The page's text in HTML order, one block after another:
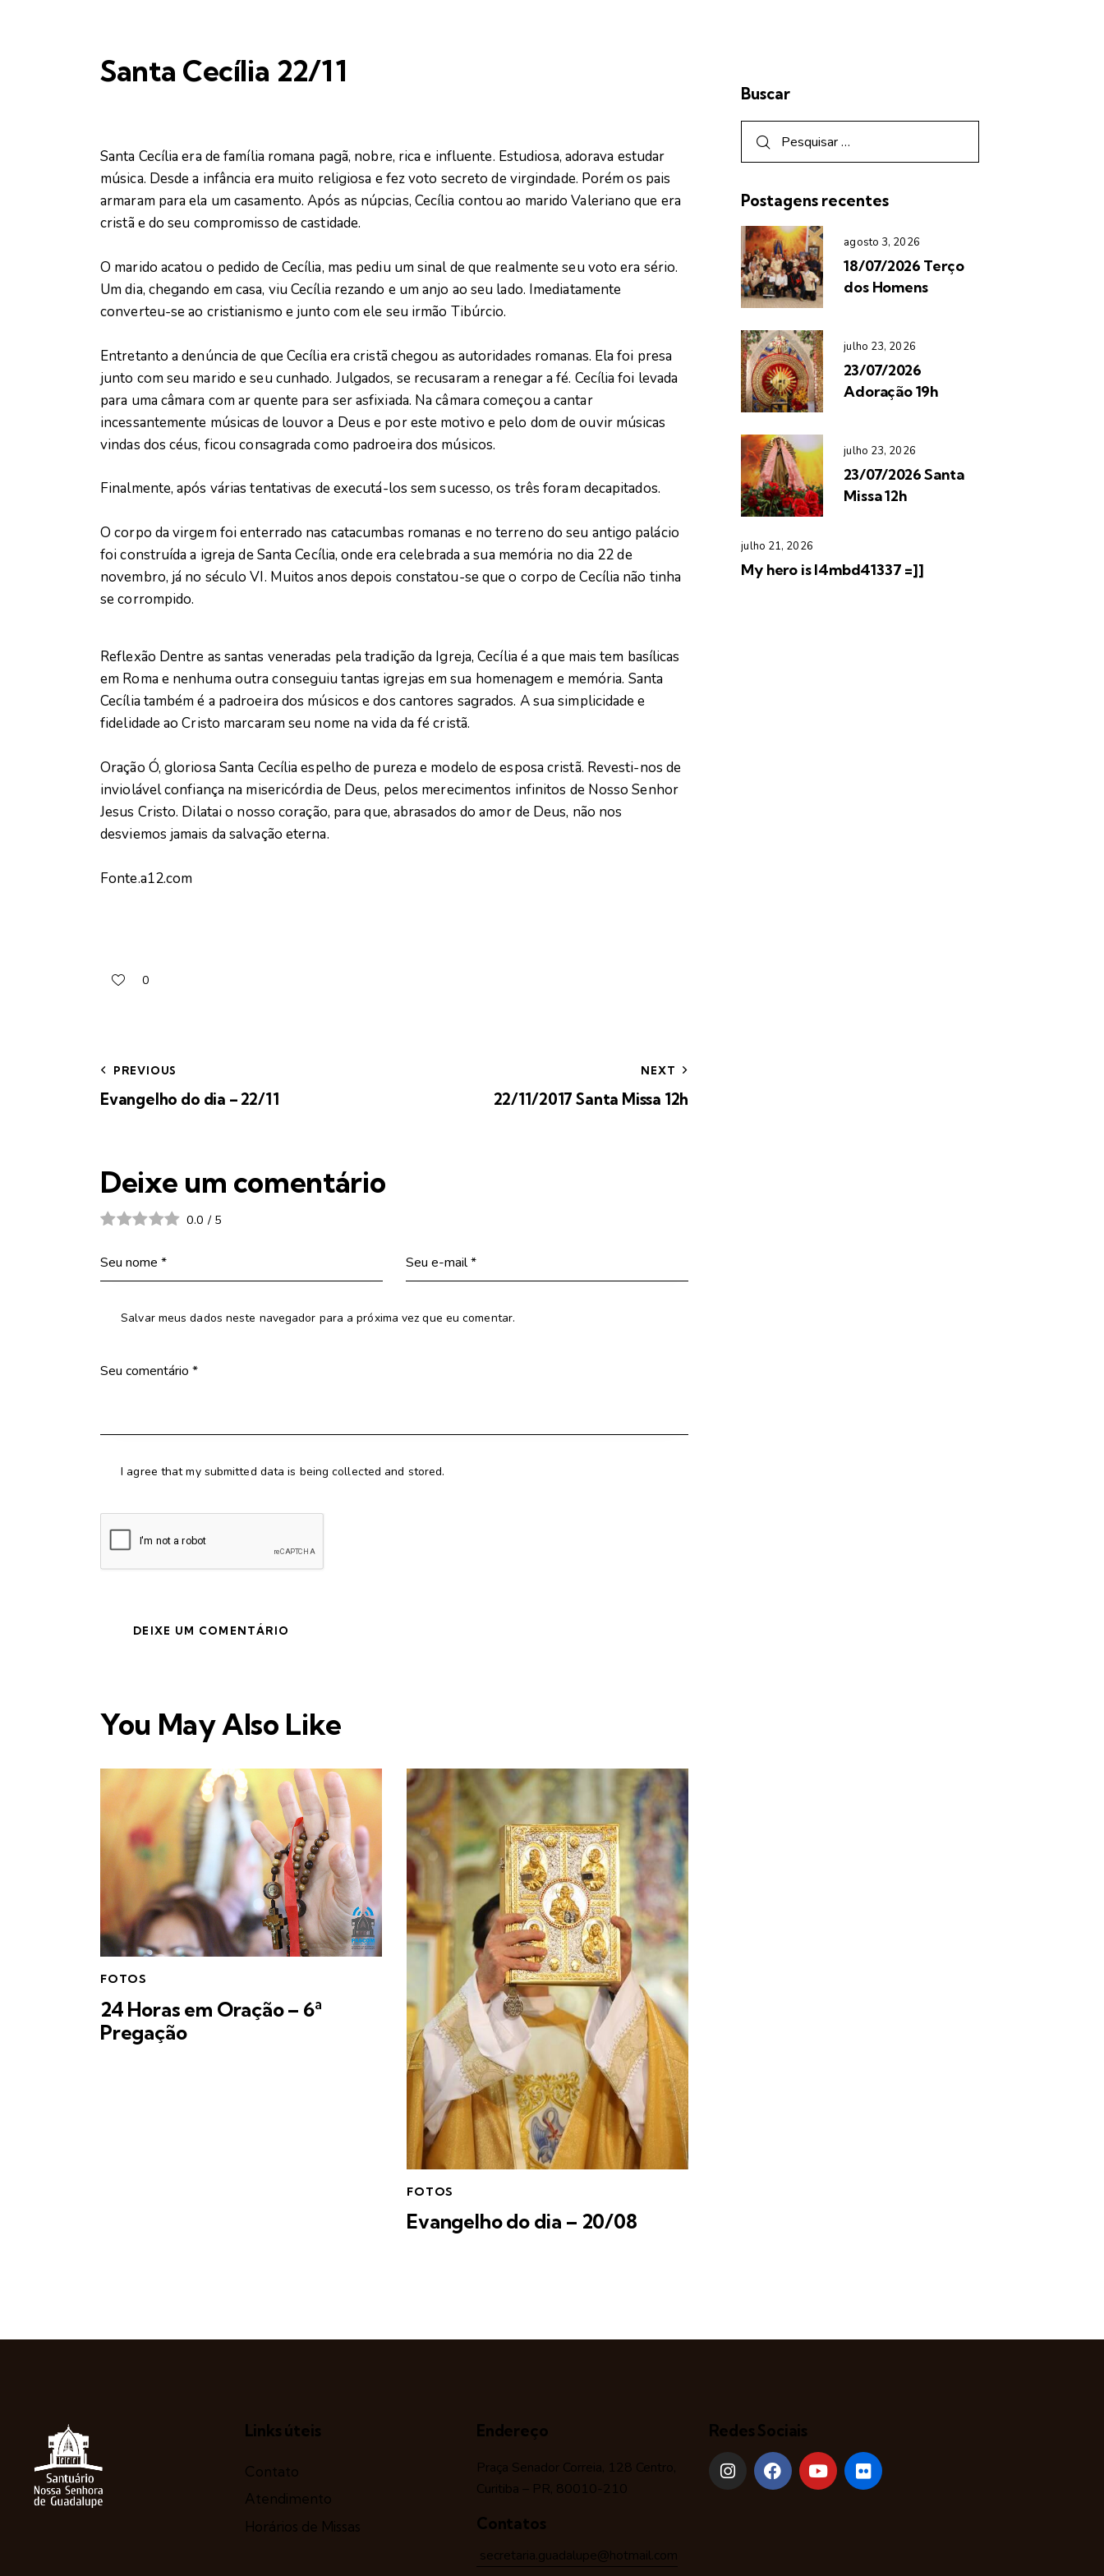
Santa Cecília 22/11
Santa Cecília era de família romana pagã, nobre, rica e influente. Estudiosa, adorava estudar
música. Desde a infância era muito religiosa e fez voto secreto de virgindade. Porém os pais
armaram para ela um casamento. Após as núpcias, Cecília contou ao marido Valeriano que era
cristã e do seu compromisso de castidade.
O marido acatou o pedido de Cecília, mas pediu um sinal de que realmente seu voto era sério.
Um dia, chegando em casa, viu Cecília rezando e um anjo ao seu lado. Imediatamente
converteu-se ao cristianismo e junto com ele seu irmão Tibúrcio.
Entretanto a denúncia de que Cecília era cristã chegou as autoridades romanas. Ela foi presa
junto com seu marido e seu cunhado. Julgados, se recusaram a renegar a fé. Cecília foi levada
para uma câmara com ar quente para ser asfixiada. Na câmara começou a cantar
incessantemente músicas de louvor a Deus e por este motivo e pelo dom de ouvir músicas
vindas dos céus, ficou consagrada como padroeira dos músicos.
Finalmente, após várias tentativas de executá-los sem sucesso, os três foram decapitados.
O corpo da virgem foi enterrado nas catacumbas romanas e no terreno do seu antigo palácio
foi construída a igreja de Santa Cecília, onde era celebrada a sua memória no dia 22 de
novembro, já no século VI. Muitos anos depois constatou-se que o corpo de Cecília não tinha
se corrompido.
Reflexão Dentre as santas veneradas pela tradição da Igreja, Cecília é a que mais tem basílicas
em Roma e nenhuma outra conseguiu tantas igrejas em sua homenagem e memória. Santa
Cecília também é a padroeira dos músicos e dos cantores sagrados. A sua simplicidade e
fidelidade ao Cristo marcaram seu nome na vida da fé cristã.
Oração Ó, gloriosa Santa Cecília espelho de pureza e modelo de esposa cristã. Revesti-nos de
inviolável confiança na misericórdia de Deus, pelos merecimentos infinitos de Nosso Senhor
Jesus Cristo. Dilatai o nosso coração, para que, abrasados do amor de Deus, não nos
desviemos jamais da salvação eterna.
Fonte.a12.com
0
PREVIOUS
Evangelho do dia – 22/11
NEXT
22/11/2017 Santa Missa 12h
Deixe um comentário
0.0 / 5
Salvar meus dados neste navegador para a próxima vez que eu comentar.
I agree that my submitted data is being collected and stored.
You May Also Like
FOTOS
24 Horas em Oração – 6ª
Pregação
FOTOS
Evangelho do dia – 20/08
Buscar
Postagens recentes
agosto 3, 2026
18/07/2026 Terço
dos Homens
julho 23, 2026
23/07/2026
Adoração 19h
julho 23, 2026
23/07/2026 Santa
Missa 12h
julho 21, 2026
My hero is l4mbd41337 =]]
Links úteis
Contato
Atendimento
Horários de Missas
Endereço
Praça Senador Correia, 128 Centro,
Curitiba – PR, 80010-210
Contatos
secretaria.guadalupe@hotmail.com
Redes Sociais